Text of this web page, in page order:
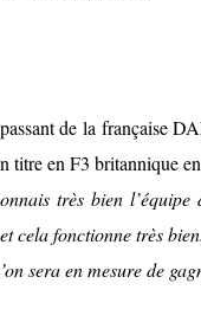
de la française
titre en F3 britannique
très bien
cela fonctionne très
sera en mesure de